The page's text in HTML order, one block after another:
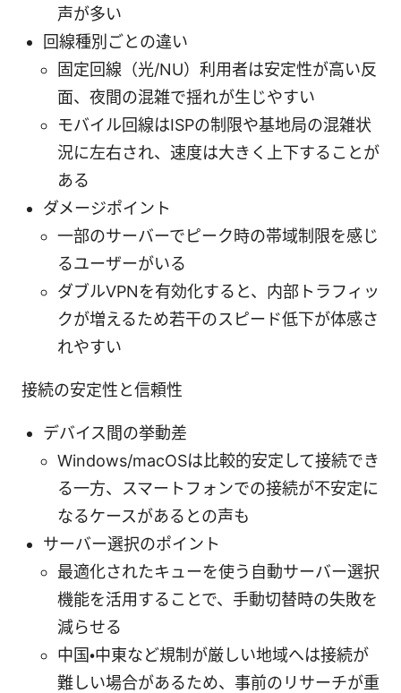
声が多い
回線種別ごとの違い
固定回線（光/NU）利用者は安定性が高い反
面、夜間の混雑で揺れが生じやすい
モバイル回線はISPの制限や基地局の混雑状
況に左右され、速度は大きく上下することが
ある
ダメージポイント
一部のサーバーでピーク時の帯域制限を感じ
るユーザーがいる
ダブルVPNを有効化すると、内部トラフィッ
クが増えるため若干のスピード低下が体感さ
れやすい
接続の安定性と信頼性
デバイス間の挙動差
Windows/macOSは比較的安定して接続でき
る一方、スマートフォンでの接続が不安定に
なるケースがあるとの声も
サーバー選択のポイント
最適化されたキューを使う自動サーバー選択
機能を活用することで、手動切替時の失敗を
減らせる
中国・中東など規制が厳しい地域へは接続が
難しい場合があるため、事前のリサーチが重